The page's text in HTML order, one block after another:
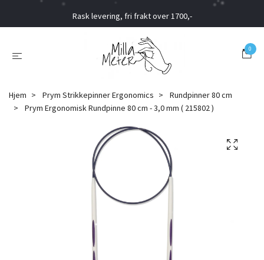
Rask levering, fri frakt over 1700,-
0
Hjem Prym Strikkepinner Ergonomics
Rundpinner 80 cm
Prym Ergonomisk Rundpinne 80 cm - 3,0 mm ( 215802 )